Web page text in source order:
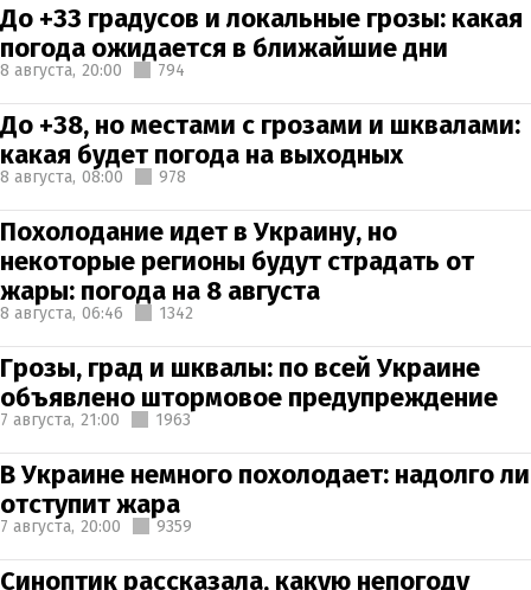
До +33 градусов и локальные грозы: какая
погода ожидается в ближайшие дни
8 августа, 20:00 794
До +38, но местами с грозами и шквалами:
какая будет погода на выходных
8 августа, 08:00 978
Похолодание идет в Украину, но
некоторые регионы будут страдать от
жары: погода на 8 августа
8 августа, 06:46 1342
Грозы, град и шквалы: по всей Украине
объявлено штормовое предупреждение
7 августа, 21:00 1963
В Украине немного похолодает: надолго ли
отступит жара
7 августа, 20:00 9359
Синоптик рассказала, какую непогоду